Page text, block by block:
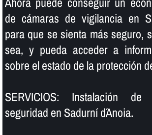
de cámaras de vigilancia en
para que se sienta más seguro,
sea, y pueda acceder a
sobre el estado de la protección
SERVICIOS: Instalación
seguridad en Sadurní d´Anoia.